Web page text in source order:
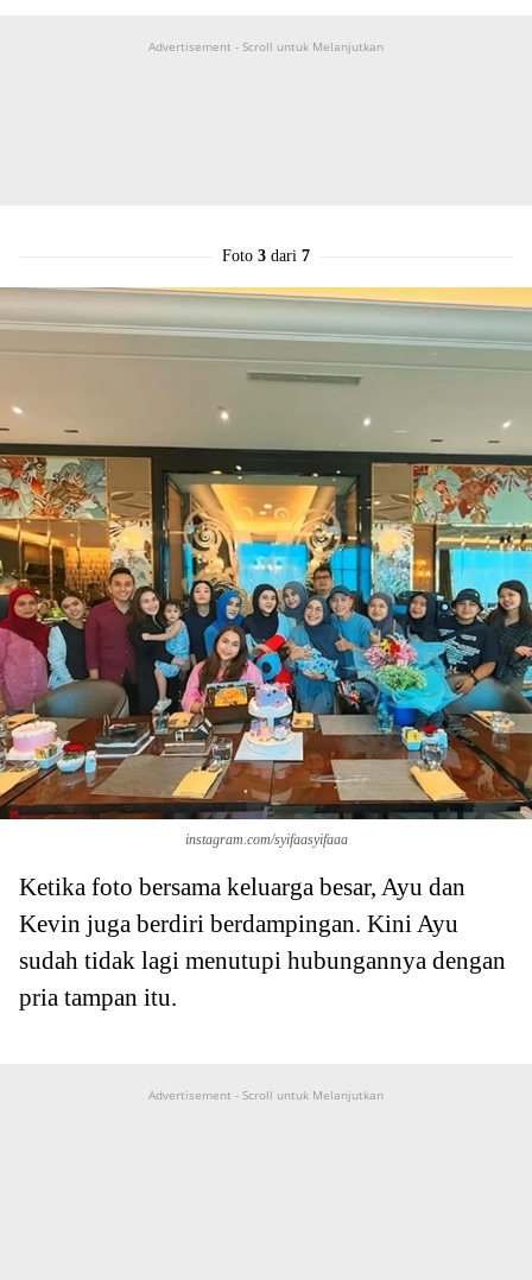
Advertisement - Scroll untuk Melanjutkan
Foto 3 dari 7
instagram.com/syifaasyifaaa
Ketika foto bersama keluarga besar, Ayu dan
Kevin juga berdiri berdampingan. Kini Ayu
sudah tidak lagi menutupi hubungannya dengan
pria tampan itu.
Advertisement - Scroll untuk Melanjutkan